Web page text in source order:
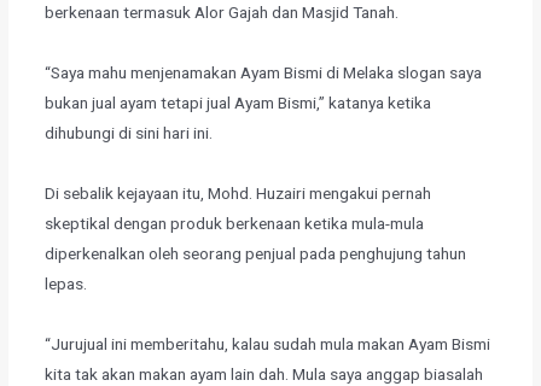
berkenaan termasuk Alor Gajah dan Masjid Tanah.
“Saya mahu menjenamakan Ayam Bismi di Melaka slogan saya
bukan jual ayam tetapi jual Ayam Bismi,” katanya ketika
dihubungi di sini hari ini.
Di sebalik kejayaan itu, Mohd. Huzairi mengakui pernah
skeptikal dengan produk berkenaan ketika mula-mula
diperkenalkan oleh seorang penjual pada penghujung tahun
lepas.
“Jurujual ini memberitahu, kalau sudah mula makan Ayam Bismi
kita tak akan makan ayam lain dah. Mula saya anggap biasalah